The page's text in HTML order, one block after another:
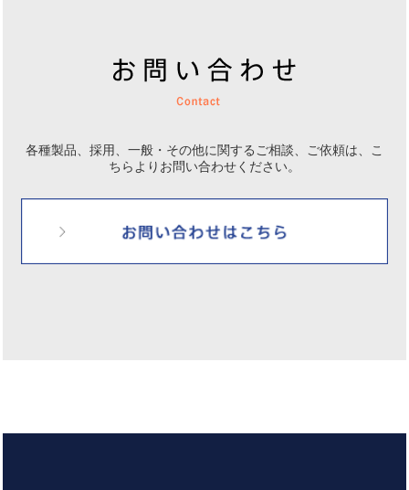
各種製品、採用、一般・その他に関するご相談、ご依頼は、
こ
ちらよりお問い合わせください。